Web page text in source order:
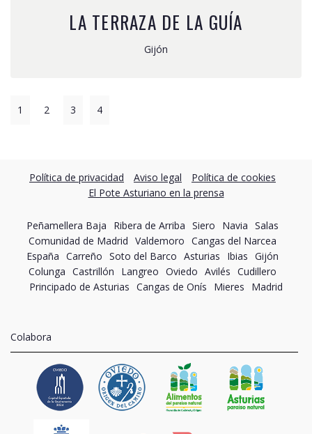
LA TERRAZA DE LA GUÍA
Gijón
1 2 3 4
Política de privacidad Aviso legal
Política de cookies
El Pote Asturiano en la prensa
Peñamellera Baja Ribera de Arriba Siero Navia Salas
Comunidad de Madrid Valdemoro Cangas del Narcea
España Carreño Soto del Barco Asturias Ibias Gijón
Colunga Castrillón Langreo Oviedo Avilés Cudillero
Principado de Asturias Cangas de Onís Mieres Madrid
Colabora